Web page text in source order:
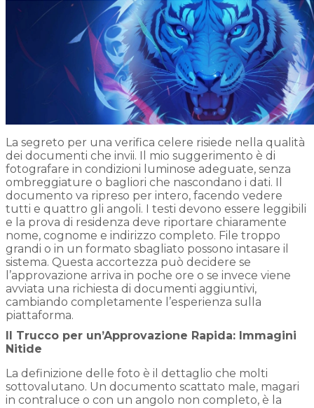
La segreto per una verifica celere risiede nella qualità
dei documenti che invii. Il mio suggerimento è di
fotografare in condizioni luminose adeguate, senza
ombreggiature o bagliori che nascondano i dati. Il
documento va ripreso per intero, facendo vedere
tutti e quattro gli angoli. I testi devono essere leggibili
e la prova di residenza deve riportare chiaramente
nome, cognome e indirizzo completo. File troppo
grandi o in un formato sbagliato possono intasare il
sistema. Questa accortezza può decidere se
l’approvazione arriva in poche ore o se invece viene
avviata una richiesta di documenti aggiuntivi,
cambiando completamente l’esperienza sulla
piattaforma.
Il Trucco per un’Approvazione Rapida: Immagini
Nitide
La definizione delle foto è il dettaglio che molti
sottovalutano. Un documento scattato male, magari
in contraluce o con un angolo non completo, è la